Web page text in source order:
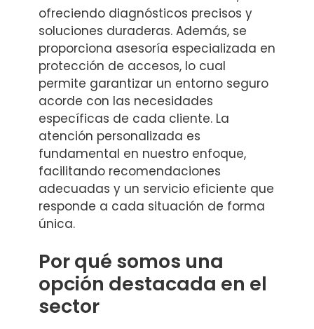
ofreciendo diagnósticos precisos y
soluciones duraderas. Además, se
proporciona asesoría especializada en
protección de accesos, lo cual
permite garantizar un entorno seguro
acorde con las necesidades
específicas de cada cliente. La
atención personalizada es
fundamental en nuestro enfoque,
facilitando recomendaciones
adecuadas y un servicio eficiente que
responde a cada situación de forma
única.
Por qué somos una
opción destacada en el
sector